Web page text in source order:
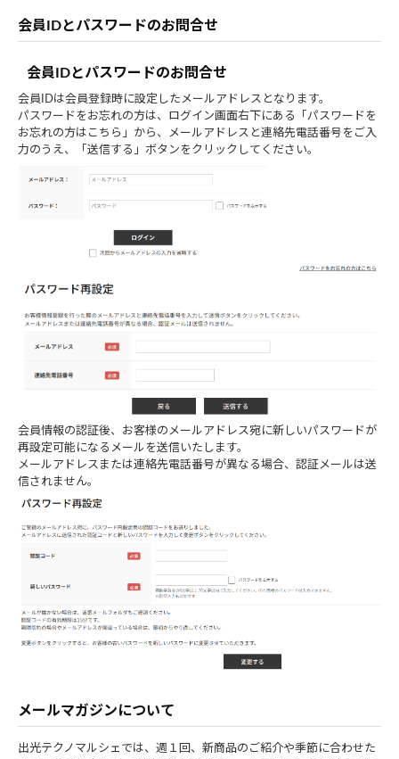
会員IDとパスワードのお問合せ
会員IDとパスワードのお問合せ
会員IDは会員登録時に設定したメールアドレスとなります。
パスワードをお忘れの方は、ログイン画面右下にある「パスワードを
お忘れの方はこちら」から、メールアドレスと連絡先電話番号をご入
力のうえ、「送信する」ボタンをクリックしてください。
会員情報の認証後、お客様のメールアドレス宛に新しいパスワードが
再設定可能になるメールを送信いたします。
メールアドレスまたは連絡先電話番号が異なる場合、認証メールは送
信されません。
メールマガジンについて
出光テクノマルシェでは、週１回、新商品のご紹介や季節に合わせた